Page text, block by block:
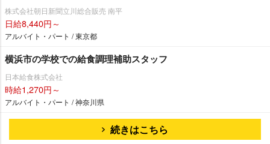
株式会社朝日新聞立川総合販売 南平
日給8,440円～
アルバイト・パート / 東京都
横浜市の学校での給食調理補助スタッフ
日本給食株式会社
時給1,270円～
アルバイト・パート / 神奈川県
続きはこちら